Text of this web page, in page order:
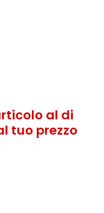
al di
tuo prezzo